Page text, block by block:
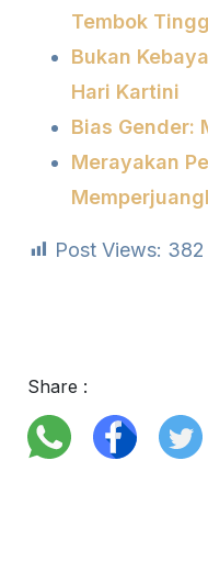
Tembok
Bukan
Hari Kartini
Bias Gender:
Merayakan
Post Views: 382
Share :